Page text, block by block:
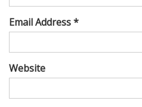
Email Address *
Website